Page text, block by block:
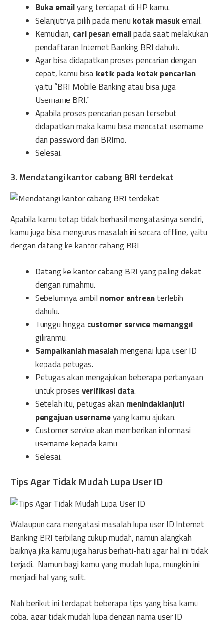
Buka emailyang terdapat di HP kamu.
Selanjutnya pilih pada menu kotak masukemail.
Kemudian, cari pesan emailpada saat melakukan
pendaftaran Internet Banking BRI dahulu.
Agar bisa didapatkan proses pencarian dengan
cepat, kamu bisaketik pada kotak pencarian
yaitu “BRI Mobile Banking atau bisa juga
Username BRI.”
Apabila proses pencarian pesan tersebut
didapatkan maka kamu bisa mencatat username
dan password dari BRImo.
Selesai.
3. Mendatangi kantor cabang BRI terdekat
Apabila kamu tetap tidak berhasil mengatasinya sendiri,
kamu juga bisa mengurus masalah ini secara offline, yaitu
dengan datang ke kantor cabang BRI.
Datang ke kantor cabang BRI yang paling dekat
dengan rumahmu.
Sebelumnya ambil nomor antreanterlebih
dahulu.
Tunggu hinggacustomer service memanggil
giliranmu.
Sampaikanlah masalahmengenai lupa user ID
kepada petugas.
Petugas akan mengajukan beberapa pertanyaan
untuk prosesverifikasi data.
Setelah itu, petugas akan menindaklanjuti
pengajuan usernameyang kamu ajukan.
Customer service akan memberikan informasi
username kepada kamu.
Selesai.
Tips Agar Tidak Mudah Lupa User ID
Walaupun cara mengatasi masalah lupa user ID Internet
Banking BRI terbilang cukup mudah, namun alangkah
baiknya jika kamu juga harus berhati-hati agar hal ini tidak
terjadi. Namun bagi kamu yang mudah lupa, mungkin ini
menjadi hal yang sulit.
Nah berikut ini terdapat beberapa tips yang bisa kamu
coba, agar tidak mudah lupa dengan nama user ID